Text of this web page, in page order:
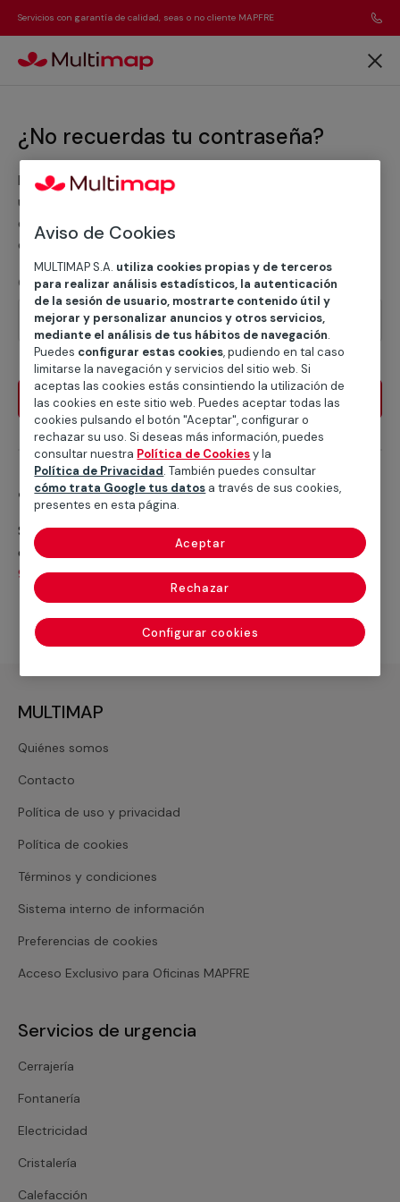
Servicios con garantía de calidad, seas o no cliente MAPFRE
¿No recuerdas tu contraseña?
Introduce la dirección de correo electrónico que
utilizaste cuando te registraste en Multimap. Te
enviaremos las instrucciones para recuperar tu
contraseña.
Correo electrónico
Entrar
¿Necesitas ayuda?
Si continúas teniendo problemas para iniciar sesión,
contáctanos a nuestro teléfono de atención al usuario
900 81 29 04
MULTIMAP
Quiénes somos
Contacto
Política de uso y privacidad
Política de cookies
Términos y condiciones
Sistema interno de información
Preferencias de cookies
Acceso Exclusivo para Oficinas MAPFRE
Servicios de urgencia
Cerrajería
Fontanería
Electricidad
Cristalería
Calefacción
Aviso de Cookies
MULTIMAP S.A. utiliza cookies propias y de terceros
para realizar análisis estadísticos, la autenticación
de la sesión de usuario, mostrarte contenido útil y
mejorar y personalizar anuncios y otros servicios,
mediante el análisis de tus hábitos de navegación.
Puedes configurar estas cookies, pudiendo en tal caso
limitarse la navegación y servicios del sitio web. Si
aceptas las cookies estás consintiendo la utilización de
las cookies en este sitio web. Puedes aceptar todas las
cookies pulsando el botón "Aceptar", configurar o
rechazar su uso. Si deseas más información, puedes
consultar nuestra Política de Cookiesy la
Política de Privacidad. También puedes consultar
cómo trata Google tus datos a través de sus cookies,
presentes en esta página.
Configurar cookies
Rechazar
Aceptar